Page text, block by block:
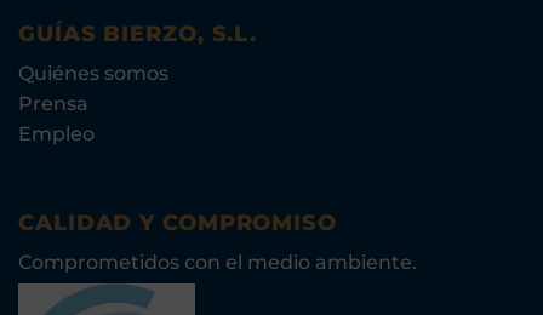
GUÍAS BIERZO, S.L.
Quiénes somos
Prensa
Empleo
CALIDAD Y COMPROMISO
Comprometidos con el medio ambiente.